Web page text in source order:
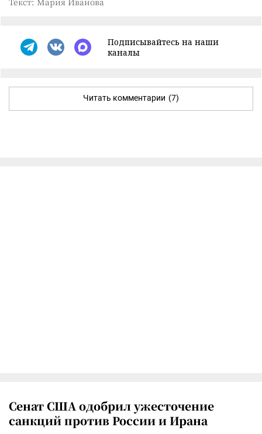
Подписывайтесь на наши
каналы
Читать комментарии (7)
Сенат США одобрил ужесточение
санкций против России и Ирана